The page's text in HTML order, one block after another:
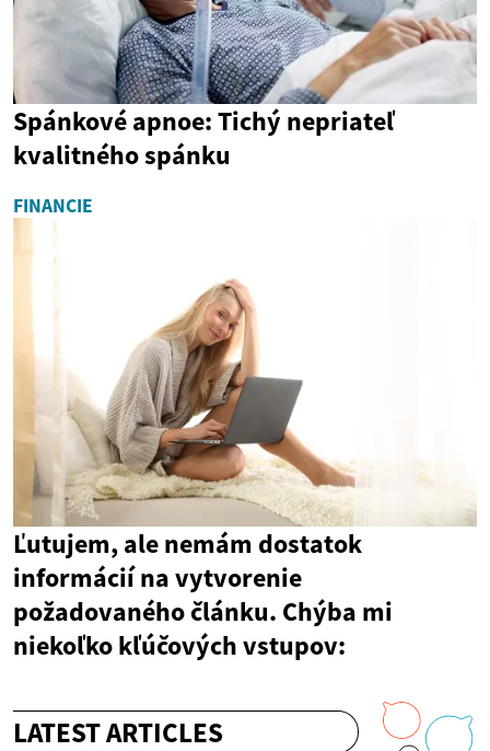
Spánkové apnoe: Tichý nepriateľ
kvalitného spánku
FINANCIE
Ľutujem, ale nemám dostatok
informácií na vytvorenie
požadovaného článku. Chýba mi
niekoľko kľúčových vstupov:
LATEST ARTICLES